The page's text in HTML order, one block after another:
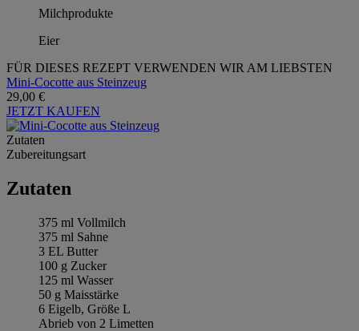
Milchprodukte
Eier
FÜR DIESES REZEPT VERWENDEN WIR AM LIEBSTEN
Mini-Cocotte aus Steinzeug
29,00 €
JETZT KAUFEN
Zutaten
Zubereitungsart
Zutaten
375 ml Vollmilch
375 ml Sahne
3 EL Butter
100 g Zucker
125 ml Wasser
50 g Maisstärke
6 Eigelb, Größe L
Abrieb von 2 Limetten